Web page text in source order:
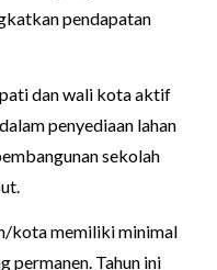
pendapatan
dan wali kota aktif
penyediaan lahan
sekolah
kota memiliki minimal
permanen. Tahun ini